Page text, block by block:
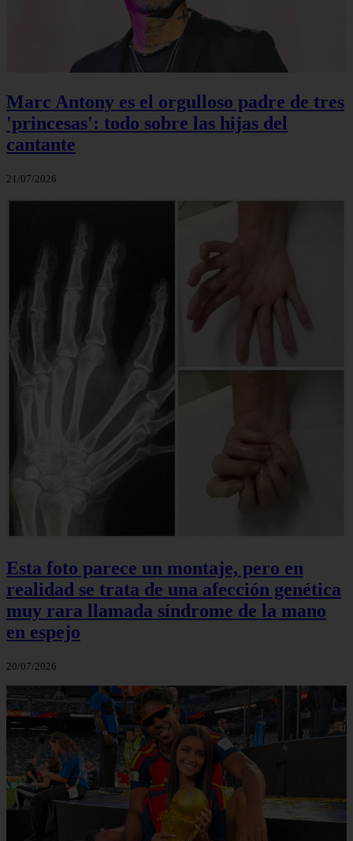
Marc Antony es el orgulloso padre de tres
'princesas': todo sobre las hijas del
cantante
21/07/2026
Esta foto parece un montaje, pero en
realidad se trata de una afección genética
muy rara llamada síndrome de la mano
en espejo
20/07/2026